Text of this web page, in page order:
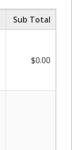
Sub Total
$0.00